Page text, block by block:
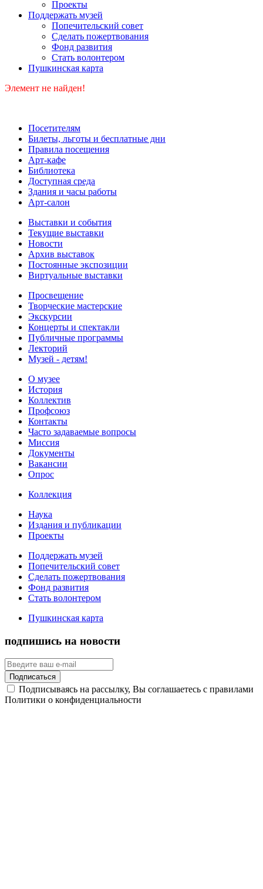
Проекты
Поддержать музей
Попечительский совет
Сделать пожертвования
Фонд развития
Стать волонтером
Пушкинская карта
Элемент не найден!
Посетителям
Билеты, льготы и бесплатные дни
Правила посещения
Арт-кафе
Библиотека
Доступная среда
Здания и часы работы
Арт-салон
Выставки и события
Текущие выставки
Новости
Архив выставок
Постоянные экспозиции
Виртуальные выставки
Просвещение
Творческие мастерские
Экскурсии
Концерты и спектакли
Публичные программы
Лекторий
Музей - детям!
О музее
История
Коллектив
Профсоюз
Контакты
Часто задаваемые вопросы
Миссия
Документы
Вакансии
Опрос
Коллекция
Наука
Издания и публикации
Проекты
Поддержать музей
Попечительский совет
Сделать пожертвования
Фонд развития
Стать волонтером
Пушкинская карта
подпишись на новости
Подписаться
Подписываясь на рассылку, Вы соглашаетесь с правилами
Политики о конфиденциальности